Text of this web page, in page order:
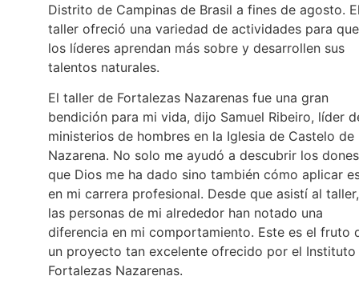
Distrito de Campinas de Brasil a fines de agosto.
taller ofreció una variedad de actividades para que
los líderes aprendan más sobre y desarrollen sus
talentos naturales.
El taller de Fortalezas Nazarenas fue una gran
bendición para mi vida, dijo Samuel Ribeiro, líder
ministerios de hombres en la Iglesia de Castelo de
Nazarena. No solo me ayudó a descubrir los dones
que Dios me ha dado sino también cómo aplicar
en mi carrera profesional. Desde que asistí al taller,
las personas de mi alrededor han notado una
diferencia en mi comportamiento. Este es el fruto
un proyecto tan excelente ofrecido por el Instituto
Fortalezas Nazarenas.